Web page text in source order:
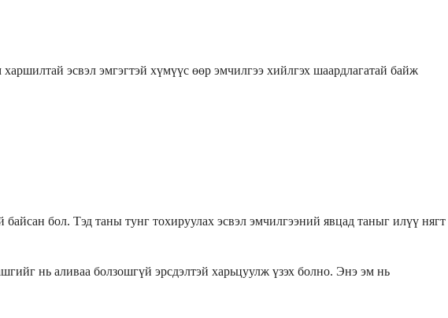
эсвэл эмгэгтэй хүмүүс өөр эмчилгээ хийлгэх шаардлагатай байж
бол. Тэд таны тунг тохируулах эсвэл эмчилгээний явцад таныг илүү нягт
нь аливаа болзошгүй эрсдэлтэй харьцуулж үзэх болно. Энэ эм нь